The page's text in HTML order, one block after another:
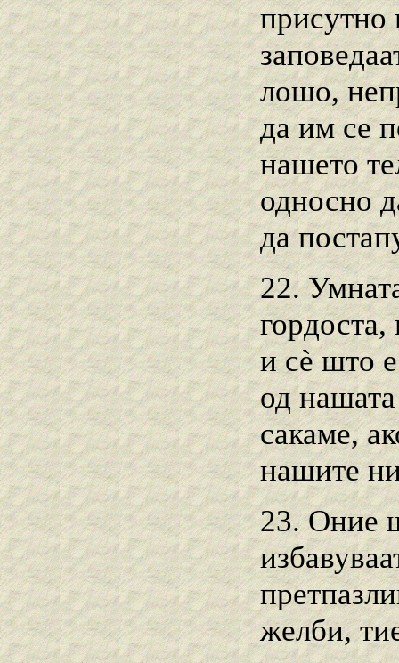
присутно
лошо,
да им се
нашето
односно
да
22.
гордоста,
и сѐ што
од
сакаме,
нашите
23. Оние
желби,